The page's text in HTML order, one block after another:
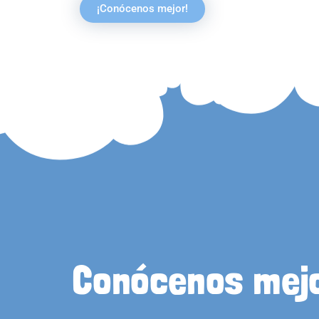
¡Conócenos mejor!
Conócenos